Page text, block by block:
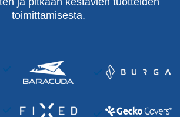
toimittamisesta.